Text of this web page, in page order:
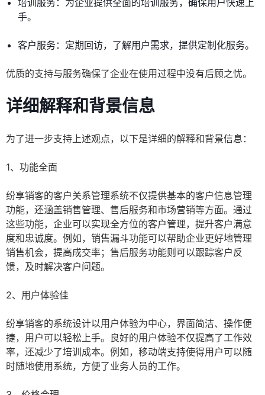
培训服务：为企业提供全面的培训服务，确保用户快速上
手。
客户服务：定期回访，了解用户需求，提供定制化服务。
优质的支持与服务确保了企业在使用过程中没有后顾之忧。
详细解释和背景信息
为了进一步支持上述观点，以下是详细的解释和背景信息：
1、功能全面
纷享销客的客户关系管理系统不仅提供基本的客户信息管理
功能，还涵盖销售管理、售后服务和市场营销等方面。通过
这些功能，企业可以实现全方位的客户管理，提升客户满意
度和忠诚度。例如，销售漏斗功能可以帮助企业更好地管理
销售机会，提高成交率；售后服务功能则可以跟踪客户反
馈，及时解决客户问题。
2、用户体验佳
纷享销客的系统设计以用户体验为中心，界面简洁、操作便
捷，用户可以轻松上手。良好的用户体验不仅提高了工作效
率，还减少了培训成本。例如，移动端支持使得用户可以随
时随地使用系统，方便了业务人员的工作。